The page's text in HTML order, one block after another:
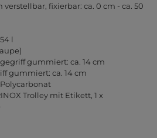
verstellbar, fixierbar: ca. 0 cm - ca. 50
l
gummiert: ca. 14 cm
gummiert: ca. 14 cm
Trolley mit Etikett, 1 x